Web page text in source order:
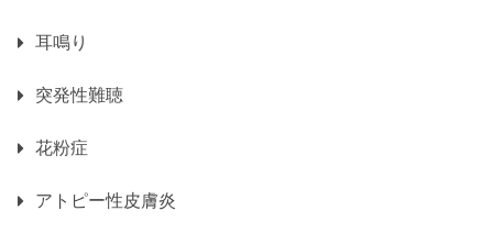
耳鳴り
突発性難聴
花粉症
アトピー性皮膚炎